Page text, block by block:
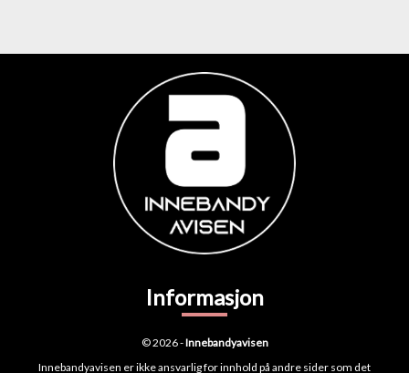
Informasjon
© 2026 -Innebandyavisen
Innebandyavisen er ikke ansvarlig for innhold på andre sider som det